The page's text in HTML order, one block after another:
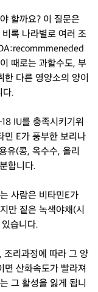
할까요? 이 질문은
록 나라별로 여러 조
때로는 과할수도, 부
다른 영양소의 양이
다.
IU를 충족시키기위
민 E가 풍부한 보리나
유(콩, 옥수수, 올리
합니다.
사람은 비타민E가
만 짙은 녹색야채(시
습니다.
조리과정에 따라 그 양
면 산화속도가 빨라져
그 활성을 잃게 됩니